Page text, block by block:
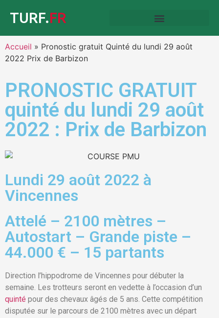
TURF.FR
Accueil » Pronostic gratuit Quinté du lundi 29 août
2022 Prix de Barbizon
PRONOSTIC GRATUIT
quinté du lundi 29 août
2022 : Prix de Barbizon
Lundi 29 août 2022 à
Vincennes
Attelé – 2100 mètres –
Autostart – Grande piste –
44.000 € – 15 partants
Direction l’hippodrome de Vincennes pour débuter la
semaine. Les trotteurs seront en vedette à l’occasion d’un
quinté pour des chevaux âgés de 5 ans. Cette compétition
disputée sur le parcours de 2100 mètres avec un départ